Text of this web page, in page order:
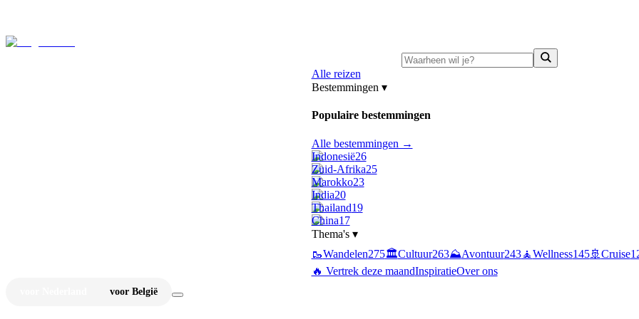
Alle reizen
Bestemmingen ▾
Populaire bestemmingen
Alle bestemmingen →
Indonesië26
Zuid-Afrika25
Marokko23
India20
Thailand19
China17
Thema's ▾
🥾Wandelen275🏛️Cultuur263⛰️Avontuur243🧘Wellness145🚢 Cruise
🔥 Vertrek deze maandInspiratieOver ons
voor België